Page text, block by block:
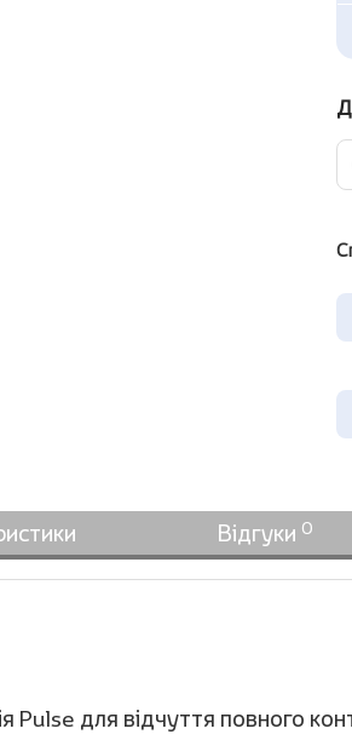
Відгуки 0
Pulse для відчуття повного